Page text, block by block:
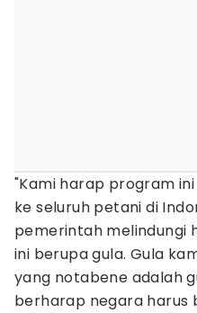
"Kami harap program
ke seluruh petani di
pemerintah melindungi
ini berupa gula. Gula
yang notabene adalah
berharap negara harus